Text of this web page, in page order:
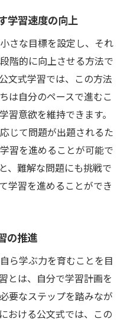
学習速度の向上
さな目標を設定し、それ
階的に向上させる方法で
文式学習では、この方法
は自分のペースで進むこ
習意欲を維持できます。
じて問題が出題されるた
習を進めることが可能で
、難解な問題にも挑戦で
学習を進めることができ
の推進
ら学ぶ力を育むことを目
とは、自分で学習計画を
要なステップを踏みなが
おける公文式では、この